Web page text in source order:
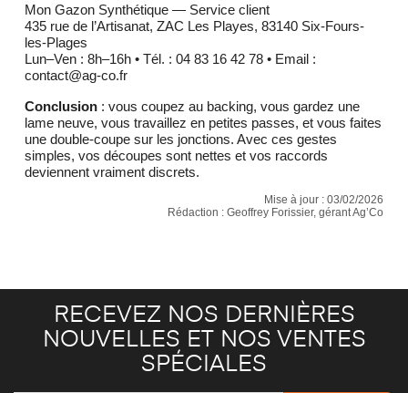
Mon Gazon Synthétique — Service client
435 rue de l’Artisanat, ZAC Les Playes, 83140 Six-Fours-
les-Plages
Lun–Ven : 8h–16h • Tél. : 04 83 16 42 78 • Email :
contact@ag-co.fr
Conclusion : vous coupez au backing, vous gardez une
lame neuve, vous travaillez en petites passes, et vous faites
une double-coupe sur les jonctions. Avec ces gestes
simples, vos découpes sont nettes et vos raccords
deviennent vraiment discrets.
Mise à jour : 03/02/2026
Rédaction : Geoffrey Forissier, gérant Ag’Co
RECEVEZ NOS DERNIÈRES
NOUVELLES ET NOS VENTES
SPÉCIALES